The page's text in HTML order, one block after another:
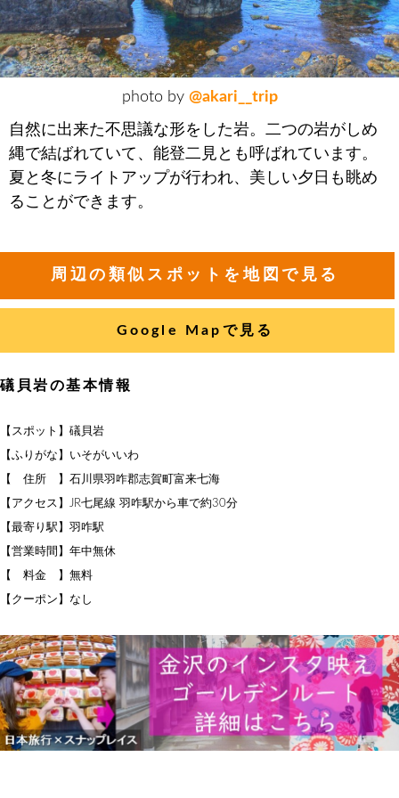
photo by @akari__trip
自然に出来た不思議な形をした岩。二つの岩がしめ
縄で結ばれていて、能登二見とも呼ばれています。
夏と冬にライトアップが行われ、美しい夕日も眺め
ることができます。
周辺の類似スポットを地図で見る
Google Mapで見る
礒貝岩の基本情報
【スポット】礒貝岩
【ふりがな】いそがいいわ
【 住所 】石川県羽咋郡志賀町富来七海
【アクセス】JR七尾線 羽咋駅から車で約30分
【最寄り駅】羽咋駅
【営業時間】年中無休
【 料金 】無料
【クーポン】なし